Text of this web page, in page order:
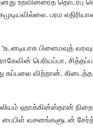
பரம
பிளைமவுத்
பெரியப்பா,
கப்பலை விற்றான்.
ஹாக்கின்ஸ்தான்
வசனங்களுடன்